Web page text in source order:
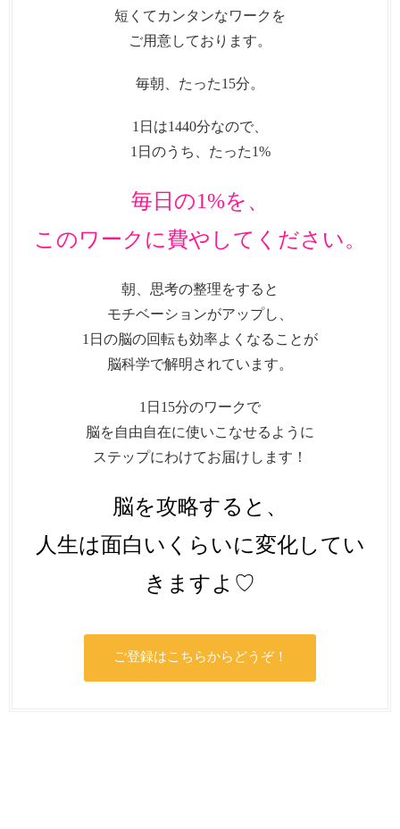
短くてカンタンなワークを
ご用意しております。
毎朝、たった15分。
1日は1440分なので、
1日のうち、たった1%
毎日の1%を、
このワークに費やしてください。
朝、思考の整理をすると
モチベーションがアップし、
1日の脳の回転も効率よくなることが
脳科学で解明されています。
1日15分のワークで
脳を自由自在に使いこなせるように
ステップにわけてお届けします！
脳を攻略すると、
人生は面白いくらいに変化してい
きますよ♡
ご登録はこちらからどうぞ！